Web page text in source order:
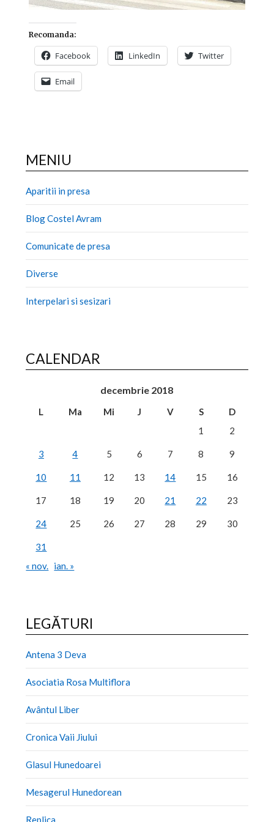
Recomanda:
Facebook LinkedIn Twitter
Email
MENIU
Aparitii in presa
Blog Costel Avram
Comunicate de presa
Diverse
Interpelari si sesizari
CALENDAR
decembrie 2018
L Ma Mi J V S
D
1
2
3 4 5 6 7 8 9
10 11 12 13 14 15 16
17 18 19 20 21 22 23
24 25 26 27 28 29 30
31
« nov. ian. »
LEGĂTURI
Antena 3 Deva
Asociatia Rosa Multiflora
Avântul Liber
Cronica Vaii Jiului
Glasul Hunedoarei
Mesagerul Hunedorean
Replica